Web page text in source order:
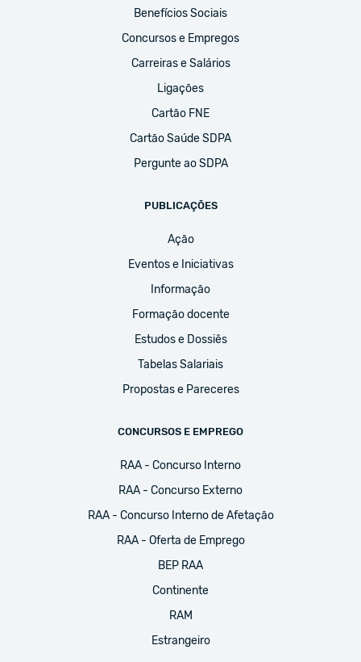
Benefícios Sociais
Concursos e Empregos
Carreiras e Salários
Ligações
Cartão FNE
Cartão Saúde SDPA
Pergunte ao SDPA
PUBLICAÇÕES
Ação
Eventos e Iniciativas
Informação
Formação docente
Estudos e Dossiês
Tabelas Salariais
Propostas e Pareceres
CONCURSOS E EMPREGO
RAA - Concurso Interno
RAA - Concurso Externo
RAA - Concurso Interno de Afetação
RAA - Oferta de Emprego
BEP RAA
Continente
RAM
Estrangeiro